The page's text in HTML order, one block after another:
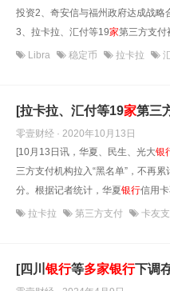
投资2、奇安信与福州政府达成战
3、拉卡拉、汇付等19家第三方支付
Libra 稳定币 拉卡拉
[拉卡拉、汇付等19家第三
零壹财经 · 2020年10月13日
[10月13日讯，华夏、民生、光大银
三方支付机构拉入“黑名单”，不再
分。根据记者统计，华夏银行信用
拉卡拉 第三方支付 卡友
[四川银行等多家银行下调